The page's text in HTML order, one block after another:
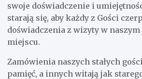
swoje doświadczenie i
starają się, aby każdy z Gości
doświadczenia z wizyty w
miejscu.
Zamówienia naszych stałych
pamięć, a innych witają jak